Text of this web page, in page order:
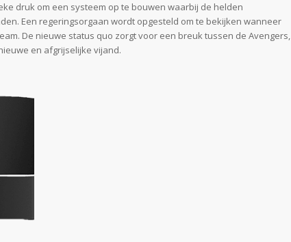
druk om een systeem op te bouwen waarbij de helden
Een regeringsorgaan wordt opgesteld om te bekijken wanneer
De nieuwe status quo zorgt voor een breuk tussen de Avengers,
en afgrijselijke vijand.